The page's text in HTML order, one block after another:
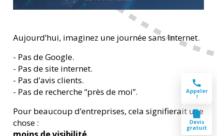
Aujourd’hui, imaginez une journée sans Internet.
- Pas de Google.
- Pas de site internet.
- Pas d’avis clients.
- Pas de recherche “près de moi”.
Pour beaucoup d’entreprises, cela signifierait une
chose :
Appeler
!
Devis
gratuit